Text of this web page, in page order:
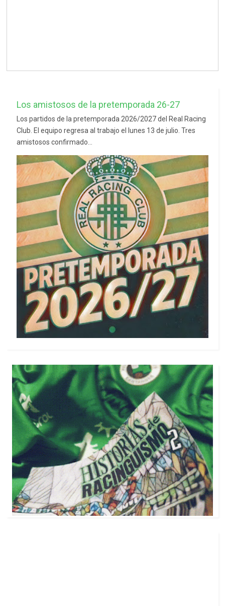
Los amistosos de la pretemporada 26-27
Los partidos de la pretemporada 2026/2027 del Real Racing
Club. El equipo regresa al trabajo el lunes 13 de julio. Tres
amistosos confirmado...